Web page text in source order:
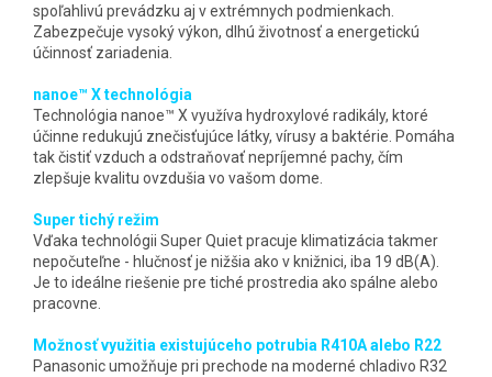
spoľahlivú prevádzku aj v extrémnych podmienkach.
Zabezpečuje vysoký výkon, dlhú životnosť a energetickú
účinnosť zariadenia.
nanoe™ X technológia
Technológia nanoe™ X využíva hydroxylové radikály, ktoré
účinne redukujú znečisťujúce látky, vírusy a baktérie. Pomáha
tak čistiť vzduch a odstraňovať nepríjemné pachy, čím
zlepšuje kvalitu ovzdušia vo vašom dome.
Super tichý režim
Vďaka technológii Super Quiet pracuje klimatizácia takmer
nepočuteľne - hlučnosť je nižšia ako v knižnici, iba 19 dB(A).
Je to ideálne riešenie pre tiché prostredia ako spálne alebo
pracovne.
Možnosť využitia existujúceho potrubia R410A alebo R22
Panasonic umožňuje pri prechode na moderné chladivo R32